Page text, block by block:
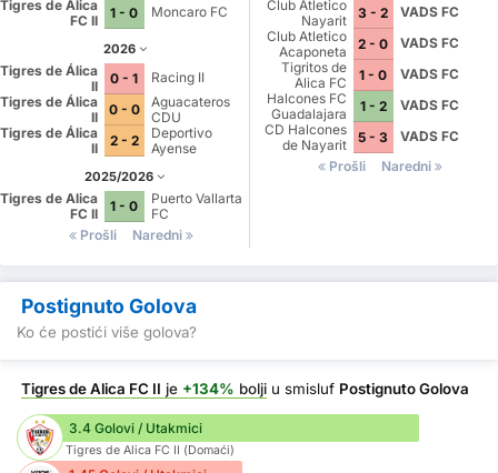
Tigres de Alica
FC II
1 - 0 Moncaro FC
2026
Tigres de Álica
II
0 - 1
Racing II
Tigres de Álica
II
0 - 0
Aguacateros
CDU
Tigres de Álica
II
2 - 2
Deportivo
Ayense
2025/2026
Tigres de Alica
FC II
1 - 0
Puerto Vallarta
FC
Prošli
Naredni
Club Atletico
Nayarit
3 - 2
VADS FC
Club Atletico
Acaponeta
2 - 0
VADS FC
Tigritos de
Alica FC
1 - 0
VADS FC
Halcones FC
Guadalajara
1 - 2
VADS FC
CD Halcones
de Nayarit
5 - 3
VADS FC
Prošli
Naredni
Postignuto Golova
Ko će postići više golova?
Tigres de Alica FC II je +134% bolji u smisluf Postignuto Golova
3.4 Golovi / Utakmici
Tigres de Alica FC II (Domaći)